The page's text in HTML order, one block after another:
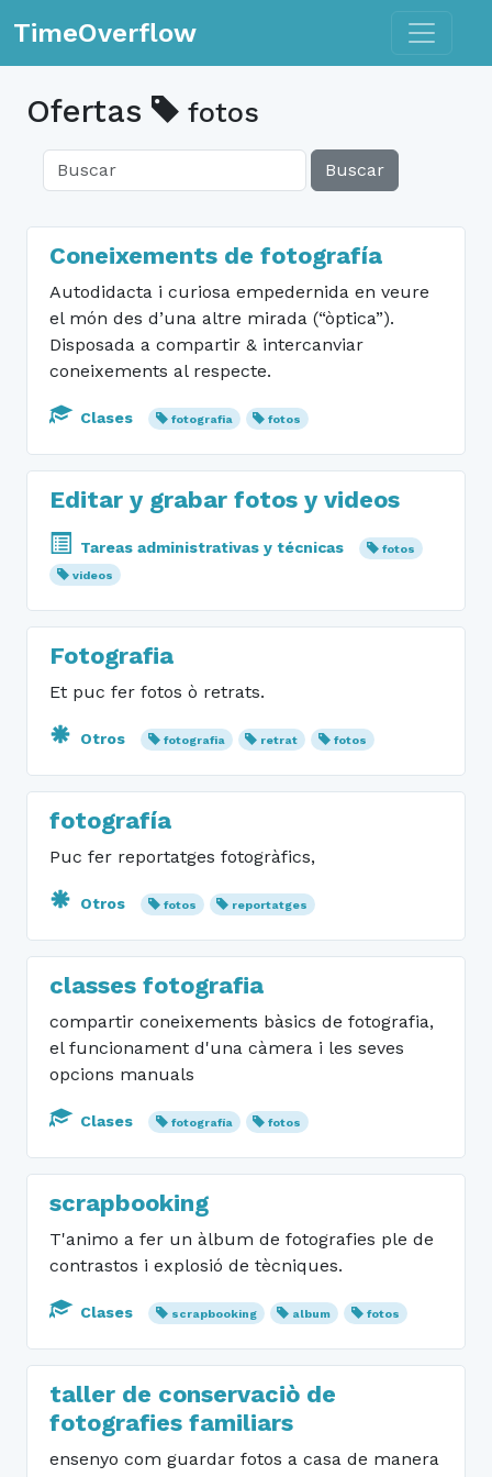
TimeOverflow Toggle
Ofertas fotos
Buscar
Coneixements de fotografía
Autodidacta i curiosa empedernida en veure
el món des d’una altre mirada (“òptica”).
Disposada a compartir & intercanviar
coneixements al respecte.
Clases fotografia fotos
Editar y grabar fotos y videos
Tareas administrativas y técnicas
fotos
videos
Fotografia
Et puc fer fotos ò retrats.
Otros fotografia retrat fotos
fotografía
Puc fer reportatges fotogràfics,
Otros fotos reportatges
classes fotografia
compartir coneixements bàsics de fotografia,
el funcionament d'una càmera i les seves
opcions manuals
Clases fotografía fotos
scrapbooking
T'animo a fer un àlbum de fotografies ple de
contrastos i explosió de tècniques.
Clases scrapbooking album fotos
taller de conservaciò de
fotografies familiars
ensenyo com guardar fotos a casa de manera